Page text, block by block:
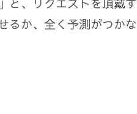
るか、全く予測がつかな